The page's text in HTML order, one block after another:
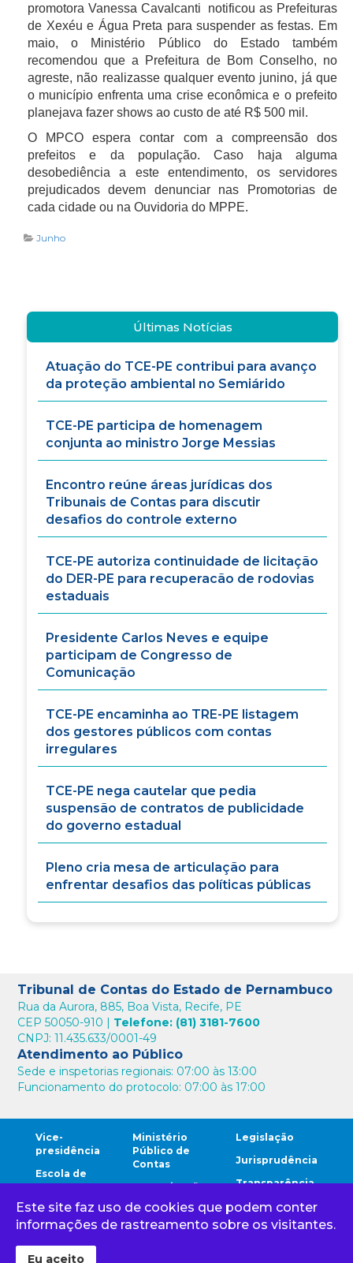
promotora Vanessa Cavalcanti notificou as Prefeituras
de Xexéu e Água Preta para suspender as festas. Em
maio, o Ministério Público do Estado também
recomendou que a Prefeitura de Bom Conselho, no
agreste, não realizasse qualquer evento junino, já que
o município enfrenta uma crise econômica e o prefeito
planejava fazer shows ao custo de até R$ 500 mil.
O MPCO espera contar com a compreensão dos
prefeitos e da população. Caso haja alguma
desobediência a este entendimento, os servidores
prejudicados devem denunciar nas Promotorias de
cada cidade ou na Ouvidoria do MPPE.
Junho
Últimas Notícias
Atuação do TCE-PE contribui para avanço
da proteção ambiental no Semiárido
TCE-PE participa de homenagem
conjunta ao ministro Jorge Messias
Encontro reúne áreas jurídicas dos
Tribunais de Contas para discutir
desafios do controle externo
TCE-PE autoriza continuidade de licitação
do DER-PE para recuperacão de rodovias
estaduais
Presidente Carlos Neves e equipe
participam de Congresso de
Comunicação
TCE-PE encaminha ao TRE-PE listagem
dos gestores públicos com contas
irregulares
TCE-PE nega cautelar que pedia
suspensão de contratos de publicidade
do governo estadual
Pleno cria mesa de articulação para
enfrentar desafios das políticas públicas
Tribunal de Contas do Estado de Pernambuco
Rua da Aurora, 885, Boa Vista, Recife, PE
CEP 50050-910 | Telefone: (81) 3181-7600
CNPJ: 11.435.633/0001-49
Atendimento ao Público
Sede e inspetorias regionais: 07:00 às 13:00
Funcionamento do protocolo: 07:00 às 17:00
Vice-
presidência
Escola de
Contas
Ouvidoria
Corregedoria
Ministério
Público de
Contas
Comunicação
Cidadão
Gestores
Legislação
Jurisprudência
Transparência
Comunidade
TCE
Este site faz uso de cookies que podem conter
informações de rastreamento sobre os visitantes.
Eu aceito